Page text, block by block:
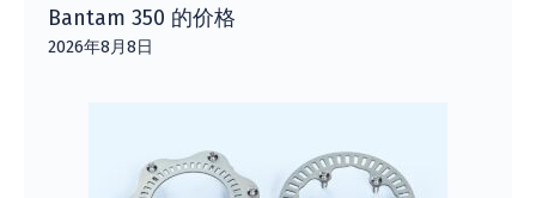
Bantam 350 的价格
2026年8月8日